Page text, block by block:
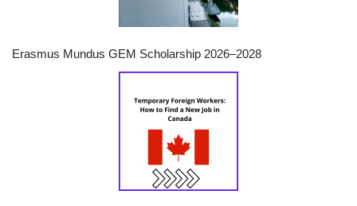
Erasmus Mundus GEM Scholarship 2026–2028